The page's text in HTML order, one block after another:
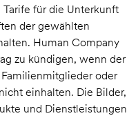
für die Unterkunft
der gewählten
Human Company
zu kündigen, wenn der
oder
einhalten. Die Bilder,
und Dienstleistungen